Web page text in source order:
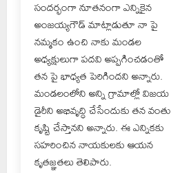
సందర్భంగా నూతనంగా ఎన్నికైన
అంజయ్యగౌడ్ మాట్లాడుతూ నా పై
నమ్మకం ఉంచి నాకు మండల
అధ్యక్షులుగా పదవి అప్పగించడంతో
తన పై భాధ్యత పెరిగిందని అన్నారు.
మండలంలోని అన్ని గ్రామాల్లో విజయ
డైరీని అభివృద్ధి చేసేందుకు తన వంతు
కృష్టి చేస్తానని అన్నారు. ఈ ఎన్నికకు
సహరించిన నాయకులకు ఆయన
కృతజ్ఞతలు తెలిపారు.